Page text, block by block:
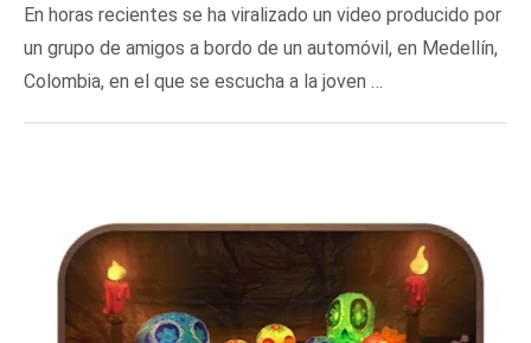
En horas recientes se ha viralizado un video producido por
un grupo de amigos a bordo de un automóvil, en Medellín,
Colombia, en el que se escucha a la joven …